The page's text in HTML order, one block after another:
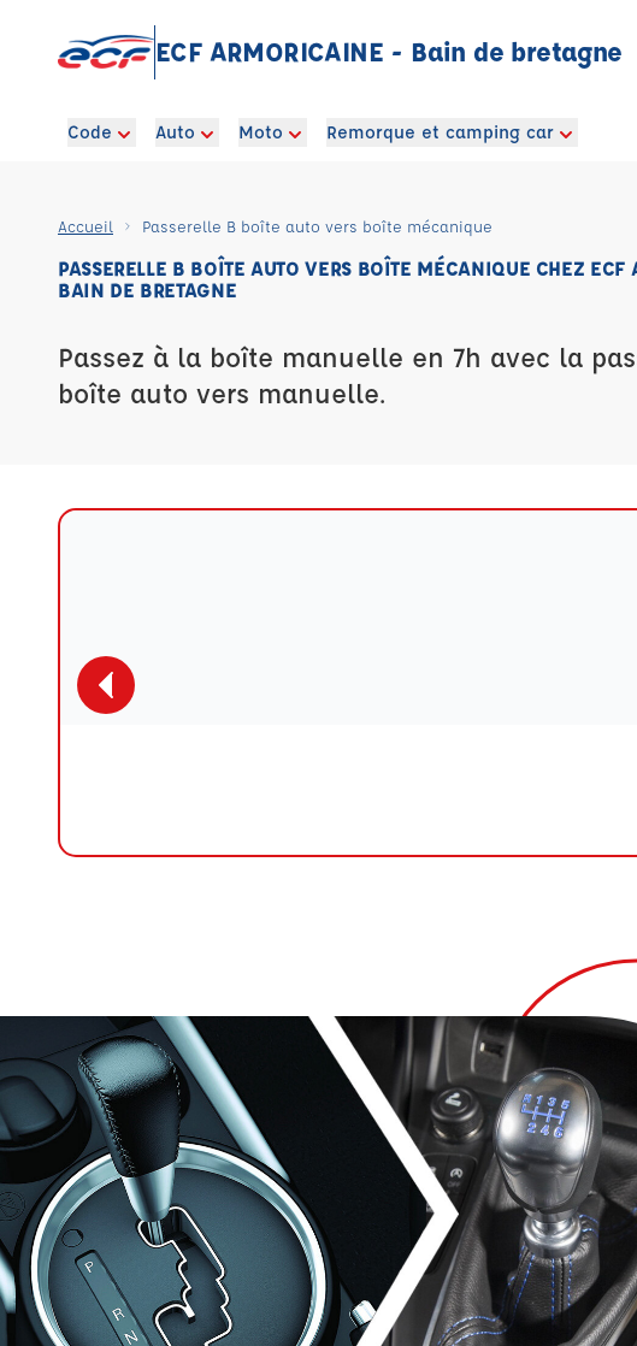
ECF ARMORICAINE - Bain de bretagne
Code Auto Moto Remorque et camping car
Accueil Passerelle B boîte auto vers boîte mécanique
PASSERELLE B BOÎTE AUTO VERS BOÎTE MÉCANIQUE CHEZ
BAIN DE BRETAGNE
Passez à la boîte manuelle en 7h avec la
boîte auto vers manuelle.